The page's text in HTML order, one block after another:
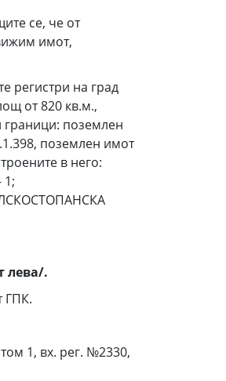
се, че от
имот,
регистри на град
от 820 кв.м.,
граници: поземлен
поземлен имот
в него:
1;
лева/.
ГПК.
1, вх. рег. №2330,